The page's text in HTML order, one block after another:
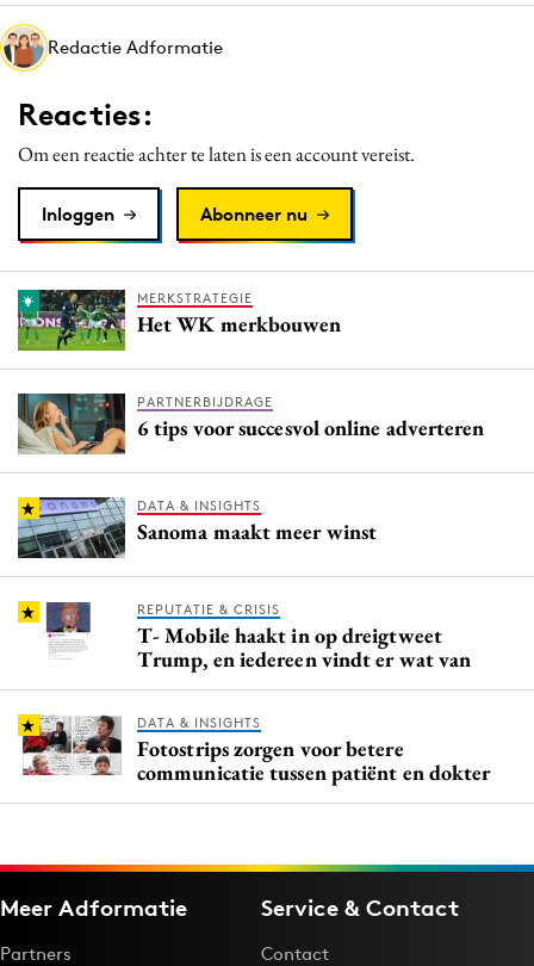
Influencer marketing
Interne communicatie
Media
Merkstrategie
PR
Programmatic
Reputatie & crisis
Redactie Adformatie
Reacties:
Om een reactie achter te laten is een account vereist.
Inloggen Abonneer nu
MERKSTRATEGIE
Het WK merkbouwen
PARTNERBIJDRAGE
6 tips voor succesvol online adverteren
DATA & INSIGHTS
Sanoma maakt meer winst
REPUTATIE & CRISIS
T- Mobile haakt in op dreigtweet
Trump, en iedereen vindt er wat van
DATA & INSIGHTS
Fotostrips zorgen voor betere
communicatie tussen patiënt en dokter
Meer Adformatie
Partners
Service & Contact
Contact